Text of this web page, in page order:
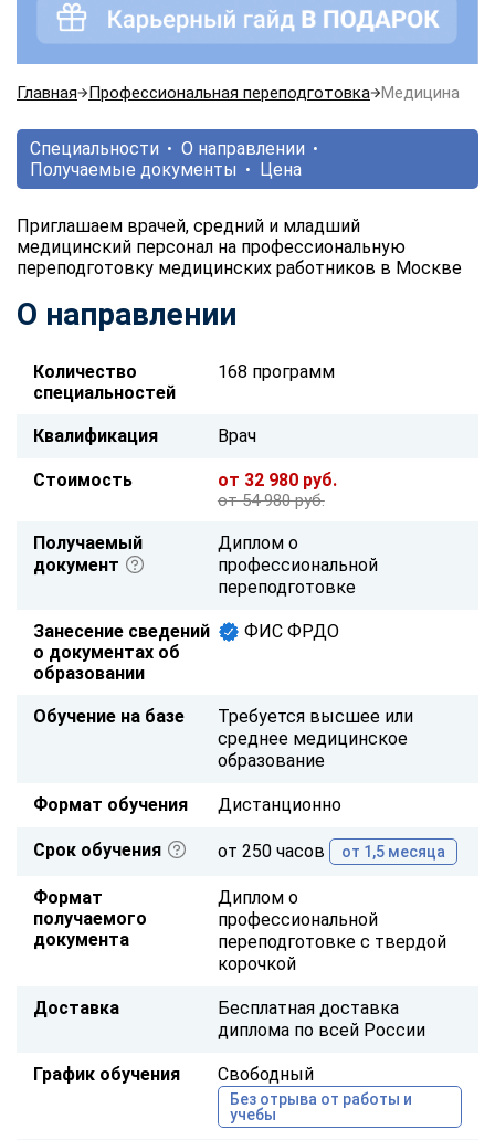
Главная Профессиональная переподготовка Медицина
Специальности
О направлении
Получаемые документы
Цена
Приглашаем врачей, средний и младший
медицинский персонал на профессиональную
переподготовку медицинских работников в Москве
О направлении
Количество
специальностей
168 программ
Квалификация Врач
Стоимость от 32 980 руб.
от 54 980 руб.
Получаемый
документ
Диплом о
профессиональной
переподготовке
Занесение сведений
о документах об
образовании
ФИС ФРДО
Обучение на базе
Требуется высшее или
среднее медицинское
образование
Формат обучения Дистанционно
Срок обучения от 250 часов от 1,5 месяца
Формат
получаемого
документа
Диплом о
профессиональной
переподготовке с твердой
корочкой
Доставка
Бесплатная доставка
диплома по всей России
График обучения Свободный
Без отрыва от работы и
учебы